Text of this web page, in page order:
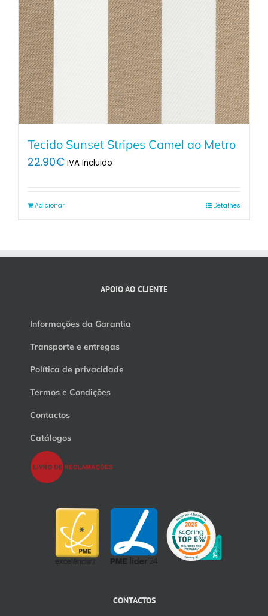
Tecido Sunset Stripes Camel ao Metro
22.90€ IVA Incluido
Adicionar Detalhes
APOIO AO CLIENTE
Informações da Garantia
Transporte e entregas
Política de privacidade
Termos e Condições
Contactos
Catálogos
CONTACTOS